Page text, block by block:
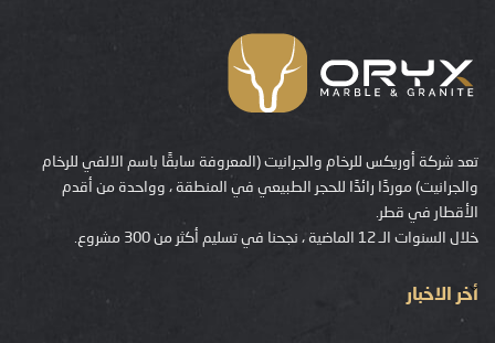
تعد شركة أوريكس للرخام والجرانيت (المعروفة سابقًا باسم الالفي للرخام
والجرانيت) موردًا رائدًا للحجر الطبيعي في المنطقة ، وواحدة من أقدم
الأقطار في قطر.
خلال السنوات الـ 12 الماضية ، نجحنا في تسليم أكثر من 300 مشروع.
أخر الاخبار